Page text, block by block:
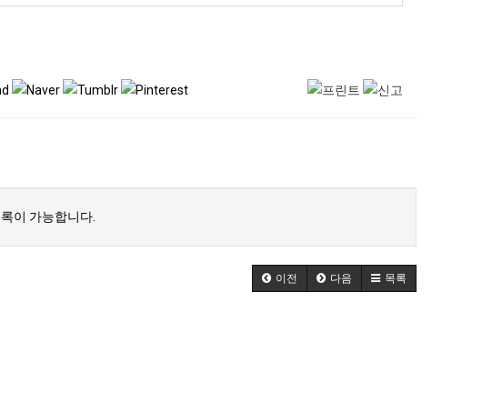
이 가능합니다.
이전 다음 목록